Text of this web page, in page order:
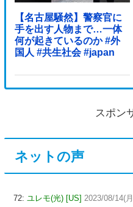
【名古屋騒然】警察官に
手を出す人物まで…一体
何が起きているのか #外
国人 #共生社会 #japan
スポン
ネットの声
72: ユレモ(光) [US] 2023/08/14(